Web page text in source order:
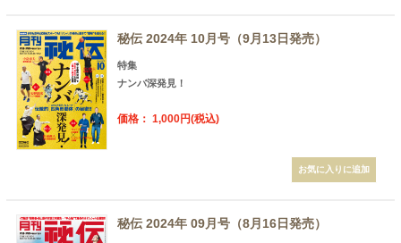
秘伝 2024年 10月号（9月13日発売）
特集
ナンバ深発見！
価格： 1,000円(税込)
秘伝 2024年 09月号（8月16日発売）